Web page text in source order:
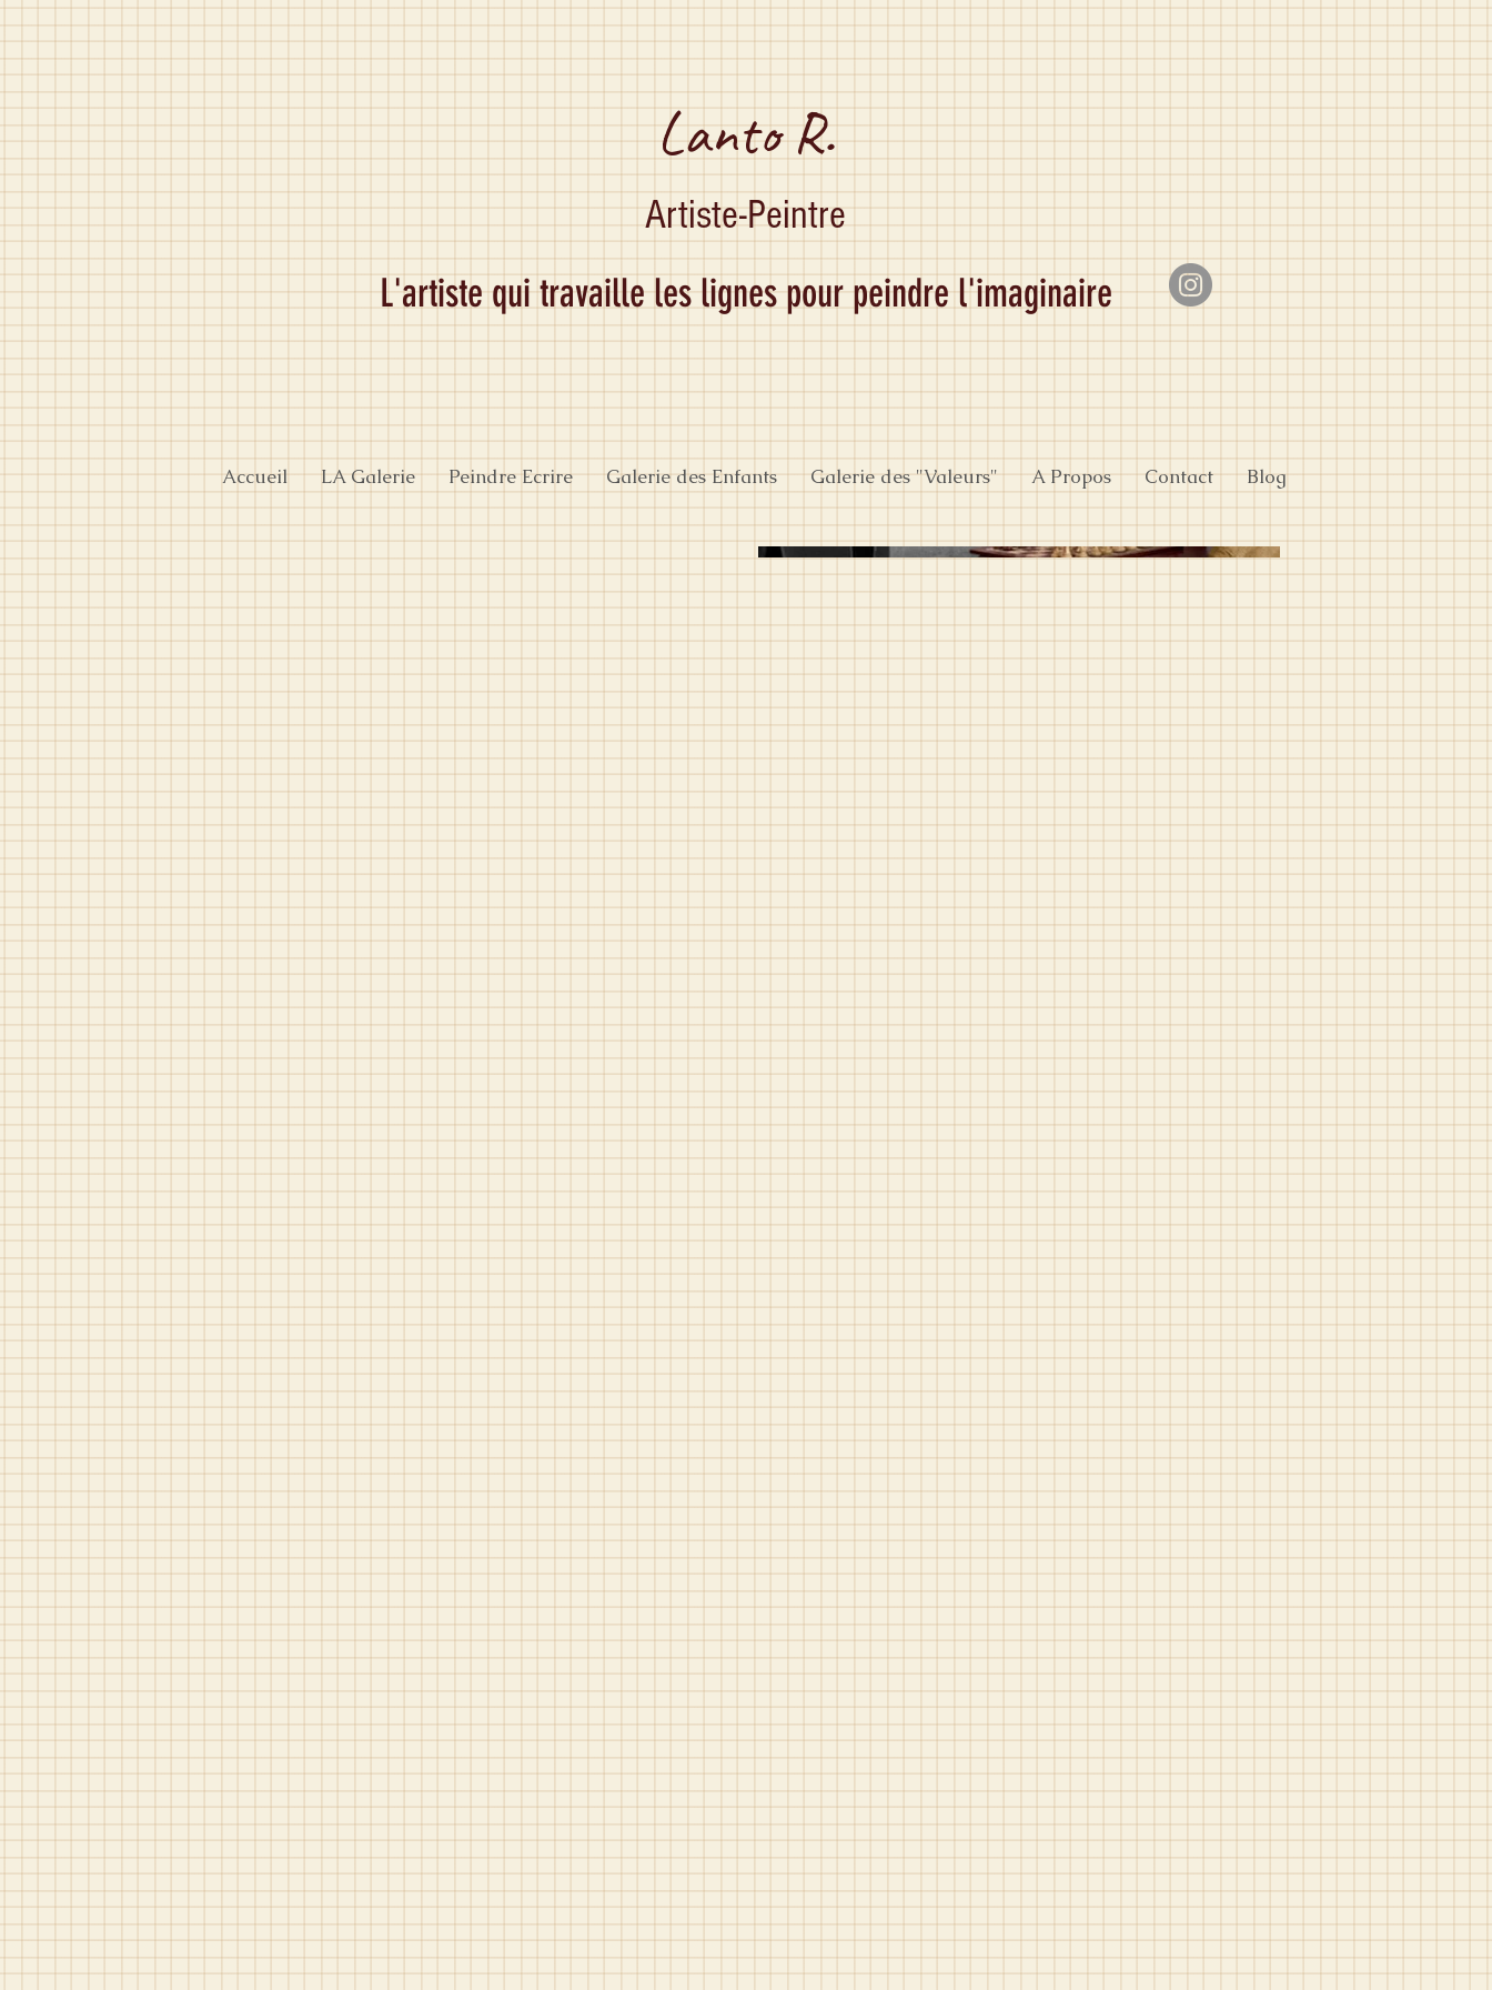
Lanto R.
Artiste-Peintre
L'artiste qui travaille les lignes pour peindre l'imaginaire
Accueil LA Galerie Peindre Ecrire Galerie des Enfants Galerie des "Valeurs" A Propos Contact Blog